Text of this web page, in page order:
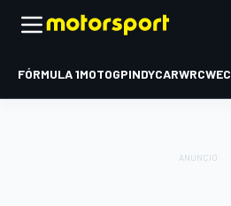
FÓRMULA 1MOTOGPINDYCARWRCWEC